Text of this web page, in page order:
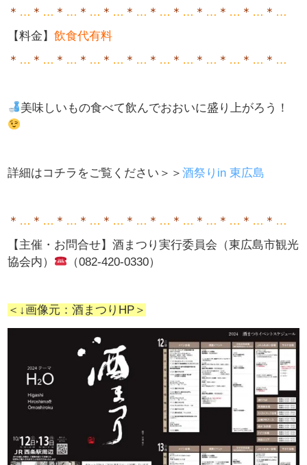
＊ … ＊ … ＊ … ＊ … ＊ … ＊ … ＊ … ＊ … ＊ … ＊ … ＊ … ＊ …
【料金】飲食代有料
＊ … ＊ … ＊ … ＊ … ＊ … ＊ … ＊ … ＊ … ＊ … ＊ … ＊ … ＊ …
美味しいもの食べて飲んでおおいに盛り上がろう！
詳細はコチラをご覧ください＞＞酒祭りin 東広島
＊ … ＊ … ＊ … ＊ … ＊ … ＊ … ＊ … ＊ … ＊ … ＊ … ＊ … ＊ …
【主催・お問合せ】酒まつり実行委員会（東広島市観光
協会内）
（082-420-0330）
＜↓画像元：酒まつりHP＞